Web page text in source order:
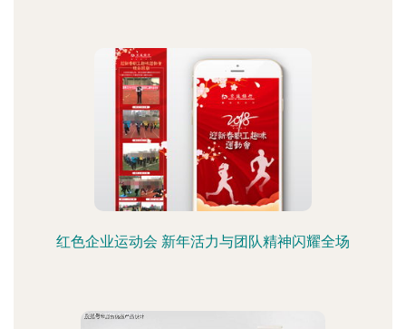
红色企业运动会 新年活力与团队精神闪耀全场